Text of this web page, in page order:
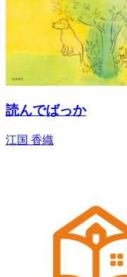
読んでばっか
江国 香織